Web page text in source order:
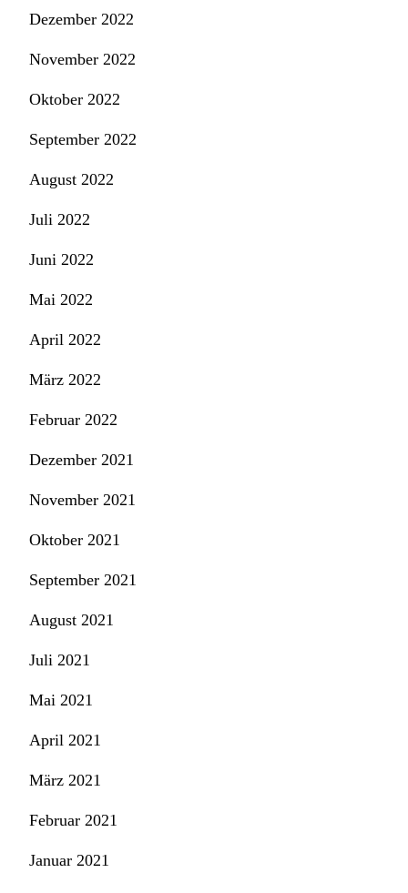
Dezember 2022
November 2022
Oktober 2022
September 2022
August 2022
Juli 2022
Juni 2022
Mai 2022
April 2022
März 2022
Februar 2022
Dezember 2021
November 2021
Oktober 2021
September 2021
August 2021
Juli 2021
Mai 2021
April 2021
März 2021
Februar 2021
Januar 2021